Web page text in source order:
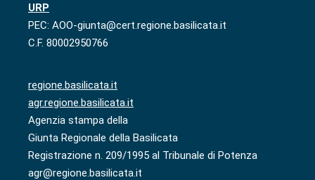
URP
PEC: AOO-giunta@cert.regione.basilicata.it
C.F. 80002950766
regione.basilicata.it
agr.regione.basilicata.it
Agenzia stampa della
Giunta Regionale della Basilicata
Registrazione n. 209/1995 al Tribunale di Potenza
agr@regione.basilicata.it